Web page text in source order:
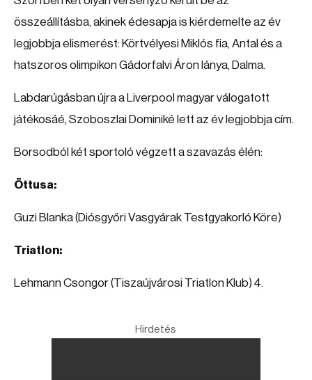
összeállításba, akinek édesapja is kiérdemelte az év
legjobbja elismerést: Körtvélyesi Miklós fia, Antal és a
hatszoros olimpikon Gádorfalvi Áron lánya, Dalma.
Labdarúgásban újra a Liverpool magyar válogatott
játékosáé, Szoboszlai Dominiké lett az év legjobbja cím.
Borsodból két sportoló végzett a szavazás élén:
Öttusa:
Guzi Blanka (Diósgyőri Vasgyárak Testgyakorló Köre)
Triatlon:
Lehmann Csongor (Tiszaújvárosi Triatlon Klub) 4.
Hirdetés